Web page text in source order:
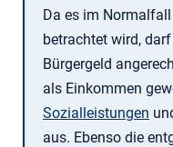
Da es im
betrachtet wird,
Bürgergeld
als Einkommen
Sozialleistungen
aus. Ebenso die